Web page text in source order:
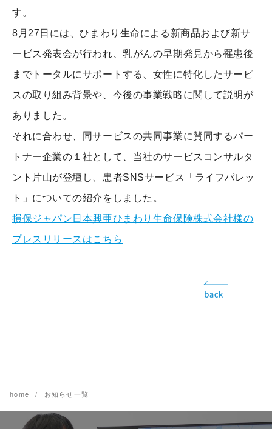
す。
8月27日には、ひまわり生命による新商品および新サ
ービス発表会が行われ、乳がんの早期発見から罹患後
までトータルにサポートする、女性に特化したサービ
スの取り組み背景や、今後の事業戦略に関して説明が
ありました。
それに合わせ、同サービスの共同事業に賛同するパー
トナー企業の１社として、当社のサービスコンサルタ
ント片山が登壇し、患者SNSサービス「ライフパレッ
ト」についての紹介をしました。
損保ジャパン日本興亜ひまわり生命保険株式会社様の
プレスリリースはこちら
home お知らせ一覧